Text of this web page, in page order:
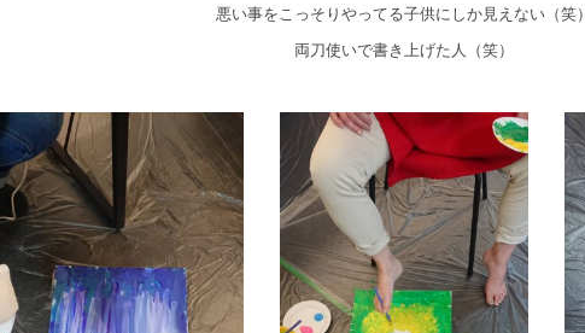
悪い事をこっそりやってる子供にしか見えない（笑）
両刀使いで書き上げた人（笑）